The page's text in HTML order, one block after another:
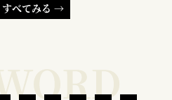
すべてみる →